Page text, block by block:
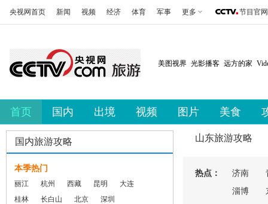
央视网首页 新闻 视频 经济 体育 军事 更多 节目官网
美图视界 光影播客 远方的家
首页 国内 出境 视频 图片 美食
国内旅游攻略
本季热门
丽江 杭州 西藏 昆明
大连
桂林
长白山 北京 深圳
山东旅游攻略
热点： 济南
淄博